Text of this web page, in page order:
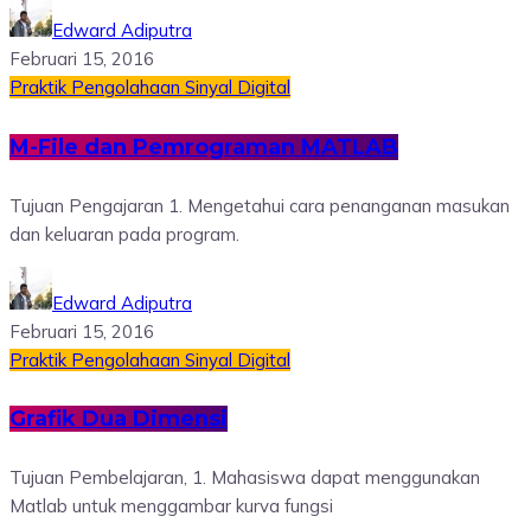
Edward Adiputra
Februari 15, 2016
Praktik Pengolahaan Sinyal Digital
M-File dan Pemrograman MATLAB
Tujuan Pengajaran 1. Mengetahui cara penanganan masukan
dan keluaran pada program.
Edward Adiputra
Februari 15, 2016
Praktik Pengolahaan Sinyal Digital
Grafik Dua Dimensi
Tujuan Pembelajaran, 1. Mahasiswa dapat menggunakan
Matlab untuk menggambar kurva fungsi